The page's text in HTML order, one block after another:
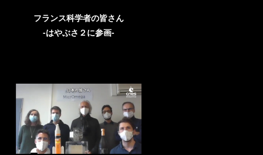
フランス科学者の皆さん
-はやぶさ２に参画-